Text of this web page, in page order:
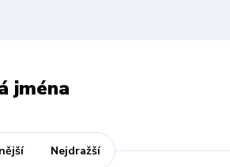
jména
Nejdražší